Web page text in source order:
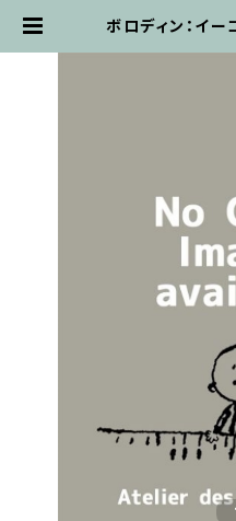
ボロディン：イー